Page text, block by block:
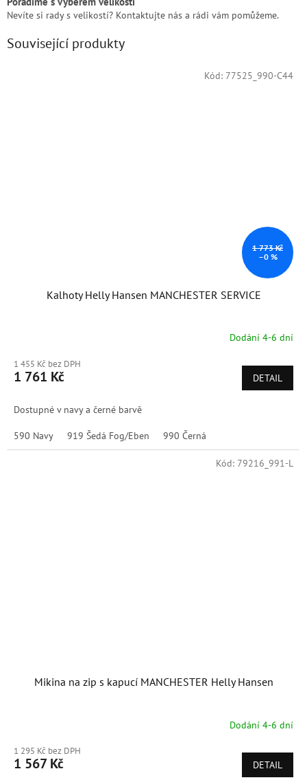
Nevíte si rady s velikostí? Kontaktujte nás a rádi vám pomůžeme.
Související produkty
1 773 Kč
–0 %
Kalhoty Helly Hansen MANCHESTER SERVICE
Dodání 4-6 dní
1 455 Kč bez DPH
1 761 Kč DETAIL
Dostupné v navy a černé barvě
590 Navy 919 Šedá Fog/Eben 990 Černá
Kód: 77525_990-C44
Mikina na zip s kapucí MANCHESTER Helly Hansen
Dodání 4-6 dní
1 295 Kč bez DPH
1 567 Kč DETAIL
Kód: 79216_991-L